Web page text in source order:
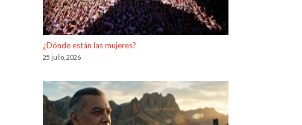
¿Dónde están las mujeres?
25 julio, 2026